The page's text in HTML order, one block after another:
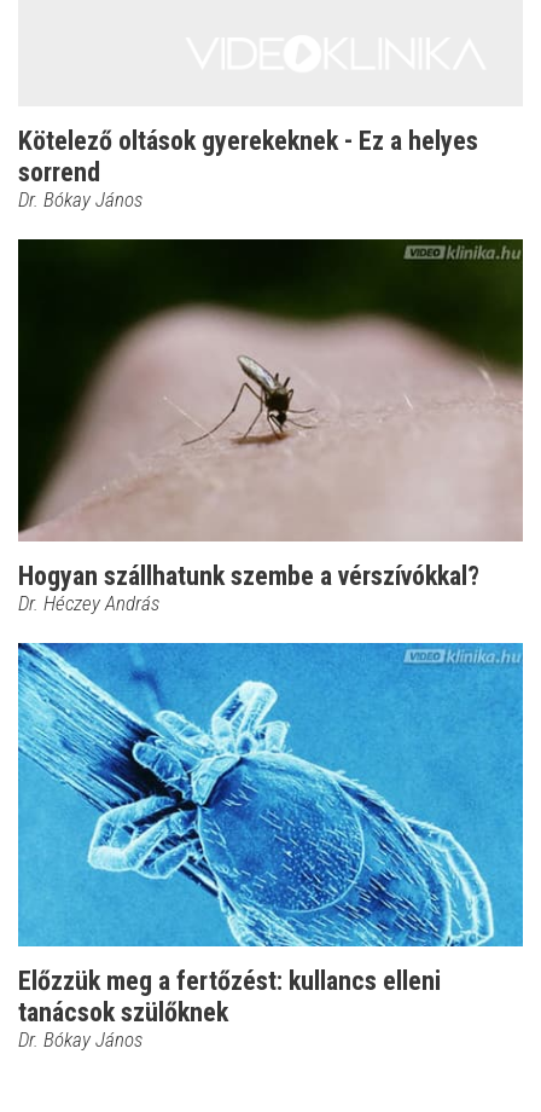
Kötelező oltások gyerekeknek - Ez a helyes
sorrend
Dr. Bókay János
Hogyan szállhatunk szembe a vérszívókkal?
Dr. Héczey András
Előzzük meg a fertőzést: kullancs elleni
tanácsok szülőknek
Dr. Bókay János